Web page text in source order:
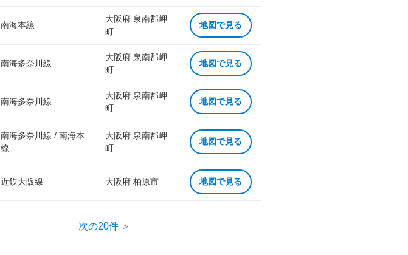
南海本線
大阪府 泉南郡岬
町
地図で見る
南海多奈川線
大阪府 泉南郡岬
町
地図で見る
南海多奈川線
大阪府 泉南郡岬
町
地図で見る
南海多奈川線 / 南海本
線
大阪府 泉南郡岬
町
地図で見る
近鉄大阪線 大阪府 柏原市 地図で見る
次の20件 ＞